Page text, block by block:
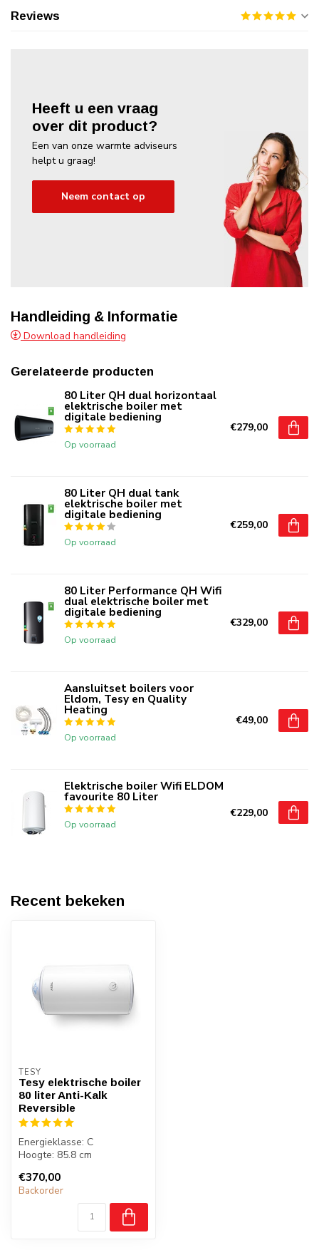
Reviews
Heeft u een vraag
over dit product?
Een van onze warmte adviseurs
helpt u graag!
Neem contact op
Handleiding & Informatie
Download handleiding
Gerelateerde producten
80 Liter QH dual horizontaal
elektrische boiler met
digitale bediening
Op voorraad
€279,00
80 Liter QH dual tank
elektrische boiler met
digitale bediening
Op voorraad
€259,00
80 Liter Performance QH Wifi
dual elektrische boiler met
digitale bediening
Op voorraad
€329,00
Aansluitset boilers voor
Eldom, Tesy en Quality
Heating
Op voorraad
€49,00
Elektrische boiler Wifi ELDOM
favourite 80 Liter
Op voorraad
€229,00
Recent bekeken
TESY
Tesy elektrische boiler
80 liter Anti-Kalk
Reversible
Energieklasse: C
Hoogte: 85.8 cm
Diepte: 46.7 cm
€370,00
Backorder